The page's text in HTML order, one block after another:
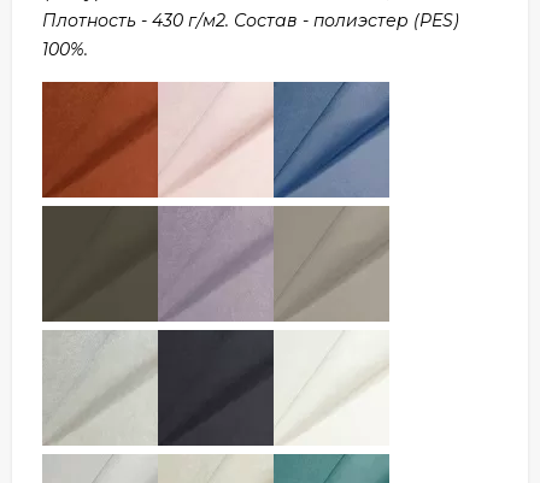
Плотность - 430 г/м2. Состав - полиэстер (PES)
100%.